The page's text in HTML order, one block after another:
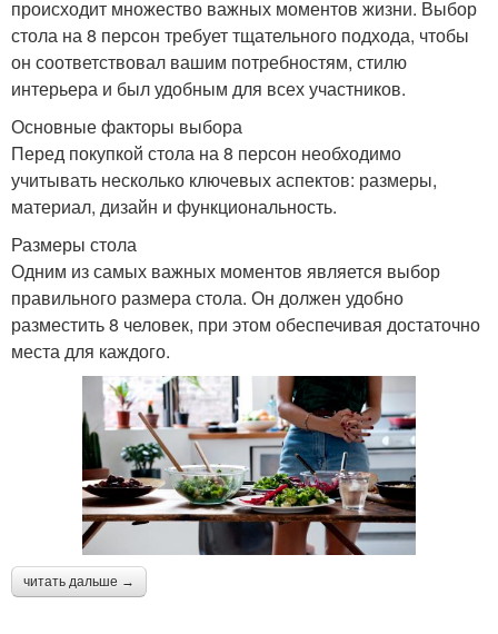
происходит множество важных моментов жизни. Выбор
стола на 8 персон требует тщательного подхода, чтобы
он соответствовал вашим потребностям, стилю
интерьера и был удобным для всех участников.
Основные факторы выбора
Перед покупкой стола на 8 персон необходимо
учитывать несколько ключевых аспектов: размеры,
материал, дизайн и функциональность.
Размеры стола
Одним из самых важных моментов является выбор
правильного размера стола. Он должен удобно
разместить 8 человек, при этом обеспечивая достаточно
места для каждого.
читать дальше →